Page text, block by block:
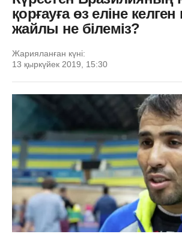
қорғауға өз еліне келген
жайлы не білеміз?
Жарияланған күні:
13 қыркүйек 2019, 15:30